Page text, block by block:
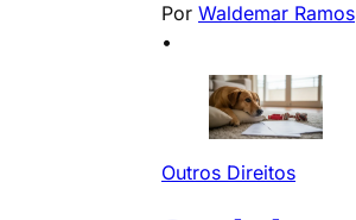
Por Waldemar Ramos
•
Outros Direitos